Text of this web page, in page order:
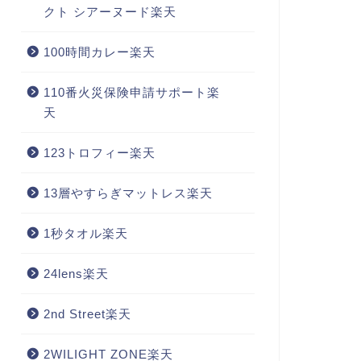
クト シアーヌード楽天
100時間カレー楽天
110番火災保険申請サポート楽
天
123トロフィー楽天
13層やすらぎマットレス楽天
1秒タオル楽天
24lens楽天
2nd Street楽天
2WILIGHT ZONE楽天